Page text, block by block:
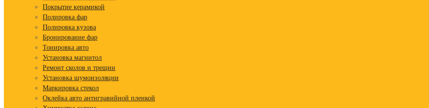
Покрытие керамикой
Полировка фар
Полировка кузова
Бронирование фар
Тонировка авто
Установка магнитол
Ремонт сколов и трещин
Установка шумоизоляции
Маркировка стекол
Оклейка авто антигравийной пленкой